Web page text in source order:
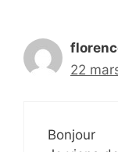
22
Bonjour